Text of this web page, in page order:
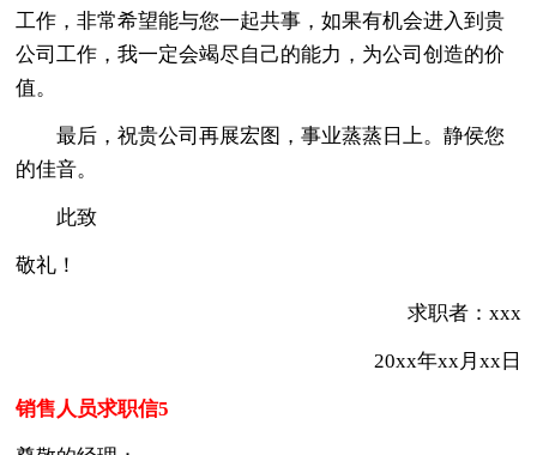
工作，非常希望能与您一起共事，如果有机会进入到贵
公司工作，我一定会竭尽自己的能力，为公司创造的价
值。
最后，祝贵公司再展宏图，事业蒸蒸日上。静侯您
的佳音。
此致
敬礼！
求职者：xxx
20xx年xx月xx日
销售人员求职信5